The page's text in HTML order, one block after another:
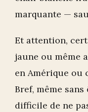
marquante —
Et attention,
jaune ou même
en Amérique ou
Bref, même
difficile de ne